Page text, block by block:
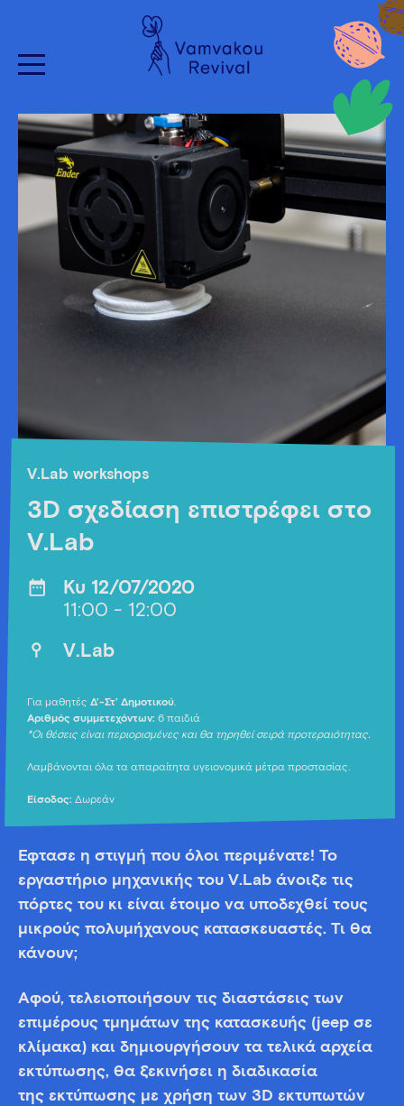
V.Lab workshops
3D σχεδίαση επιστρέφει στο
V.Lab
Κυ 12/07/2020
11:00 - 12:00
V.Lab
Για μαθητές Δ’-Στ’ Δημοτικού.
Αριθμός συμμετεχόντων: 6 παιδιά
*Οι θέσεις είναι περιορισμένες και θα τηρηθεί σειρά προτεραιότητας.
Λαμβάνονται όλα τα απαραίτητα υγειονομικά μέτρα προστασίας.
Είσοδος: Δωρεάν
Έφτασε η στιγμή που όλοι περιμένατε! Το
εργαστήριο μηχανικής του V.Lab άνοιξε τις
πόρτες του κι είναι έτοιμο να υποδεχθεί τους
μικρούς πολυμήχανους κατασκευαστές. Τι θα
κάνουν;
Αφού, τελειοποιήσουν τις διαστάσεις των
επιμέρους τμημάτων της κατασκευής (jeep σε
κλίμακα) και δημιουργήσουν τα τελικά αρχεία
εκτύπωσης, θα ξεκινήσει η διαδικασία
της εκτύπωσης με χρήση των 3D εκτυπωτών